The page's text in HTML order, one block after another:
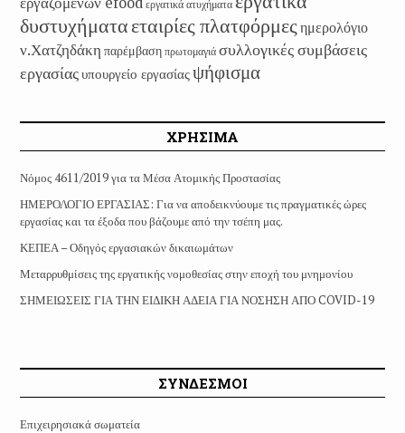
εργατικά ατυχήματα
δυστυχήματαεταιρίες πλατφόρμες ημερολόγιο
ν.Χατζηδάκη παρέμβαση πρωτομαγιά συλλογικές συμβάσεις
εργασίαςυπουργείο εργασίαςψήφισμα
ΧΡΗΣΙΜΑ
Νόμος 4611/2019 για τα Μέσα Ατομικής Προστασίας
ΗΜΕΡΟΛΟΓΙΟ ΕΡΓΑΣΙΑΣ: Για να αποδεικνύουμε τις πραγματικές ώρες
εργασίας και τα έξοδα που βάζουμε από την τσέπη μας.
ΚΕΠΕΑ – Οδηγός εργασιακών δικαιωμάτων
Μεταρρυθμίσεις της εργατικής νομοθεσίας στην εποχή του μνημονίου
ΣΗΜΕΙΩΣΕΙΣ ΓΙΑ ΤΗΝ ΕΙΔΙΚΗ ΑΔΕΙΑ ΓΙΑ ΝΟΣΗΣΗ ΑΠΟ COVID-19
ΣΥΝΔΕΣΜΟΙ
Επιχειρησιακά σωματεία